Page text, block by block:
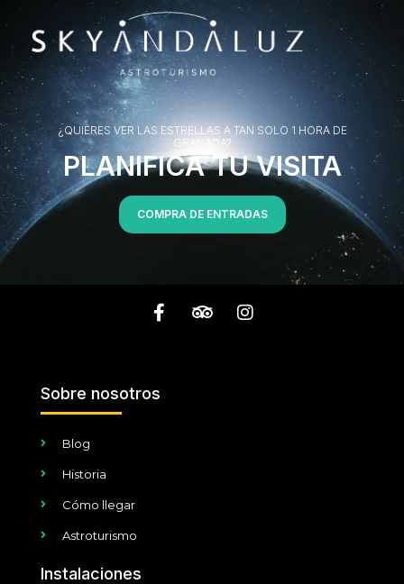
¿QUIERES VER LAS ESTRELLAS A TAN SOLO 1 HORA DE
GRANADA?
PLANIFICA TU VISITA
COMPRA DE ENTRADAS
Sobre nosotros
Blog
Historia
Cómo llegar
Astroturismo
Instalaciones